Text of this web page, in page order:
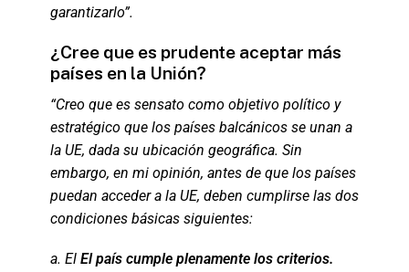
garantizarlo”.
¿Cree que es prudente aceptar más
países en la Unión?
“Creo que es sensato como objetivo político y
estratégico que los países balcánicos se unan a
la UE, dada su ubicación geográfica. Sin
embargo, en mi opinión, antes de que los países
puedan acceder a la UE, deben cumplirse las dos
condiciones básicas siguientes:
a. El El país cumple plenamente los criterios.